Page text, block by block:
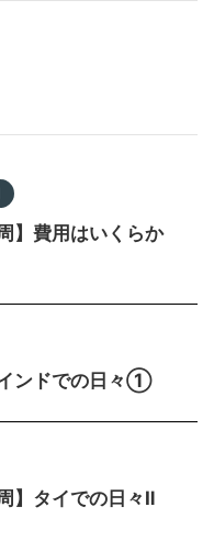
】費用はいくらか
インドでの日々①
】タイでの日々Ⅱ